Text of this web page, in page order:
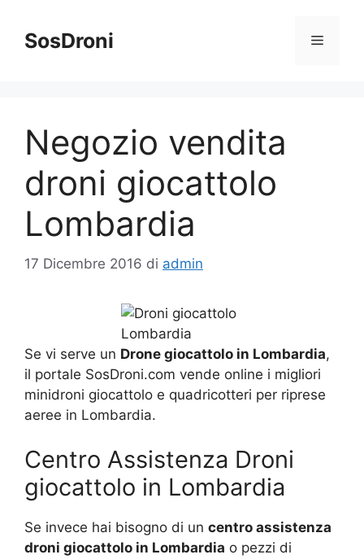
contenuto
SosDroni Menu
Negozio vendita
droni giocattolo
Lombardia
17 Dicembre 2016 di admin
Se vi serve un Drone giocattolo in Lombardia,
il portale SosDroni.com vende online i migliori
minidroni giocattolo e quadricotteri per riprese
aeree in Lombardia.
Centro Assistenza Droni
giocattolo in Lombardia
Se invece hai bisogno di un centro assistenza
droni giocattolo in Lombardia o pezzi di